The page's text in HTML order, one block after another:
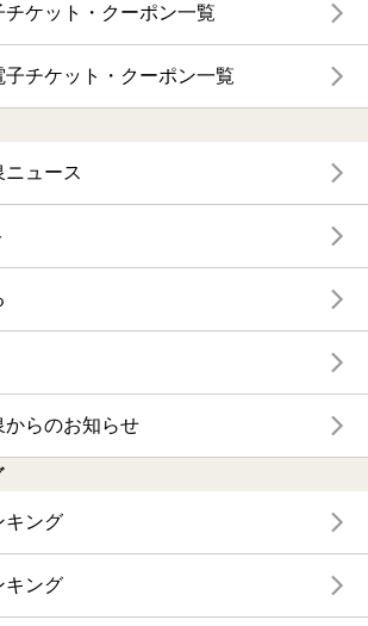
チケット・クーポン一覧
チケット・クーポン一覧
ニュース
からのお知らせ
キング
キング